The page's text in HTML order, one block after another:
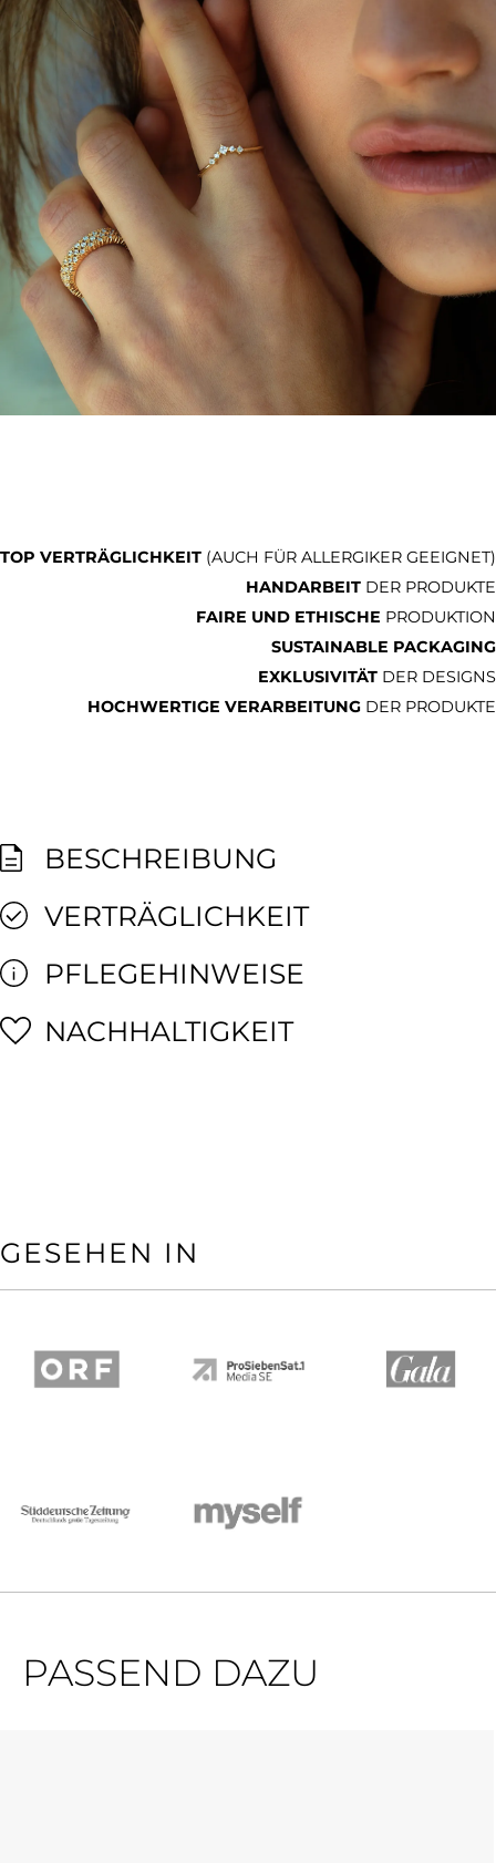
TOP VERTRÄGLICHKEIT (AUCH FÜR ALLERGIKER GEEIGNET)
HANDARBEIT DER PRODUKTE
FAIRE UND ETHISCHE PRODUKTION
SUSTAINABLE PACKAGING
EXKLUSIVITÄT DER DESIGNS
HOCHWERTIGE VERARBEITUNG DER PRODUKTE
BESCHREIBUNG
VERTRÄGLICHKEIT
PFLEGEHINWEISE
NACHHALTIGKEIT
GESEHEN IN
PASSEND DAZU